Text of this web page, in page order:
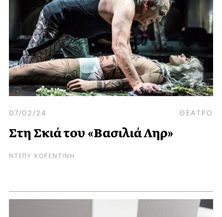
07/02/24 ΘΕΑΤΡΟ
Στη Σκιά του «Βασιλιά Ληρ»
ΝΤΕΠΥ ΚΟΡΕΝΤΙΝΗ